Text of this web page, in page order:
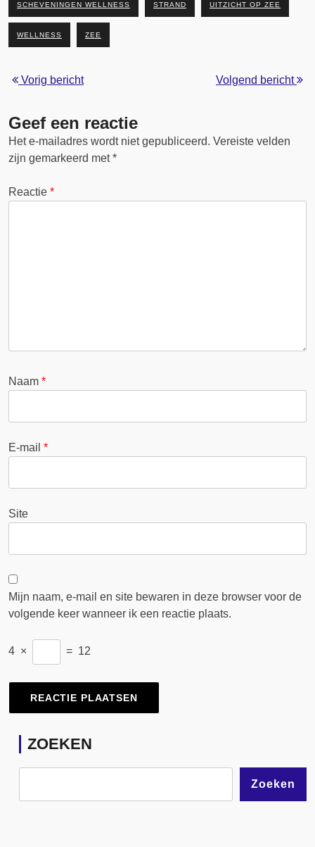
SCHEVENINGEN WELLNESS STRAND UITZICHT OP ZEE
WELLNESS ZEE
Vorig bericht Volgend bericht
Geef een reactie
Het e-mailadres wordt niet gepubliceerd. Vereiste velden
zijn gemarkeerd met*
Reactie *
Naam *
E-mail *
Site
Mijn naam, e-mail en site bewaren in deze browser voor de
volgende keer wanneer ik een reactie plaats.
4 × = 12
ZOEKEN
Zoeken